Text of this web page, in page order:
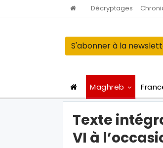
Décryptages
S'abonner à la
Maghreb
Texte
VI à